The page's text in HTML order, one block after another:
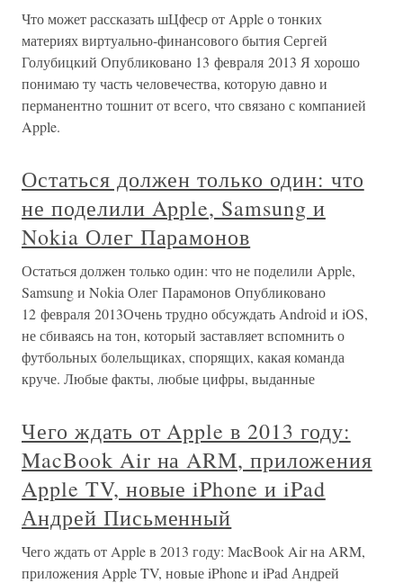
Что может рассказать шЦфеср от Apple о тонких
материях виртуально-финансового бытия Сергей
Голубицкий Опубликовано 13 февраля 2013 Я хорошо
понимаю ту часть человечества, которую давно и
перманентно тошнит от всего, что связано с компанией
Apple.
Остаться должен только один: что
не поделили Apple, Samsung и
Nokia Олег Парамонов
Остаться должен только один: что не поделили Apple,
Samsung и Nokia Олег Парамонов Опубликовано
12 февраля 2013Очень трудно обсуждать Android и iOS,
не сбиваясь на тон, который заставляет вспомнить о
футбольных болельщиках, спорящих, какая команда
круче. Любые факты, любые цифры, выданные
Чего ждать от Apple в 2013 году:
MacBook Air на ARM, приложения
Apple TV, новые iPhone и iPad
Андрей Письменный
Чего ждать от Apple в 2013 году: MacBook Air на ARM,
приложения Apple TV, новые iPhone и iPad Андрей